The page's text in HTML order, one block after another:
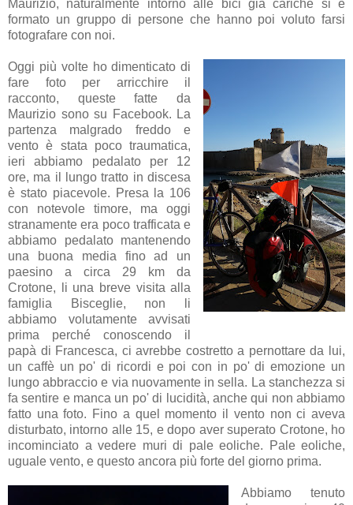
Maurizio, naturalmente intorno alle bici già cariche si è
formato un gruppo di persone che hanno poi voluto farsi
fotografare con noi.
Oggi più volte ho dimenticato di
fare foto per arricchire il
racconto, queste fatte da
Maurizio sono su Facebook. La
partenza malgrado freddo e
vento è stata poco traumatica,
ieri abbiamo pedalato per 12
ore, ma il lungo tratto in discesa
è stato piacevole. Presa la 106
con notevole timore, ma oggi
stranamente era poco trafficata e
abbiamo pedalato mantenendo
una buona media fino ad un
paesino a circa 29 km da
Crotone, li una breve visita alla
famiglia Bisceglie, non li
abbiamo volutamente avvisati
prima perché conoscendo il
papà di Francesca, ci avrebbe costretto a pernottare da lui,
un caffè un po' di ricordi e poi con in po' di emozione un
lungo abbraccio e via nuovamente in sella. La stanchezza si
fa sentire e manca un po' di lucidità, anche qui non abbiamo
fatto una foto. Fino a quel momento il vento non ci aveva
disturbato, intorno alle 15, e dopo aver superato Crotone, ho
incominciato a vedere muri di pale eoliche. Pale eoliche,
uguale vento, e questo ancora più forte del giorno prima.
Abbiamo tenuto